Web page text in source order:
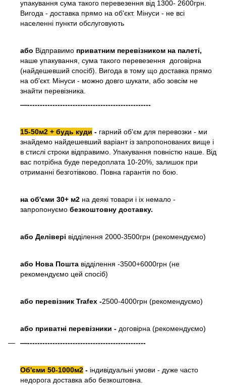
упакування сума такого перевезення від 1300- 2600грн.
Вигода - доставка прямо на об'єкт. Мінуси - не всі
населенні пункти обслуговують
або Відправимо приватним перевізником на палеті,
наше упакування, сума такого перевезення договірна
(найдешевший спосіб). Вигода в тому що доставка прямо
на об'єкт. Мінуси - можно довго шукати, або зовсім не
знайти перевізника.
—-------------------------------------------------
15-50м2 + будь куди - гарний об'єм для перевозки - ми
знайдемо найдешевший варіант із запропонованих вище і
в стислі строки відправимо. Упакування повністю наше. Від
вас потрібна буде передоплата 10-20%, залишок при
отриманні безготівково. Повна гарантія по бою.
на об'єми 30+ м2 на деякі товари і іх немало -
запропонуємо безкоштовну доставку.
або Делівері відділення 2000-3500грн (рекомендуємо)
або Нова Пошта відділення -3500+6000грн (не
рекомендуємо цей спосіб)
або перевізник Trafex -2500-4000грн (рекомендуємо)
або приватні перевізники - договірна (рекомендуємо)
—-----------------------------------------------
Об'єми 50-1000м2 - індивідуальні умови - дуже часто
недорога доставка або безкоштовна.